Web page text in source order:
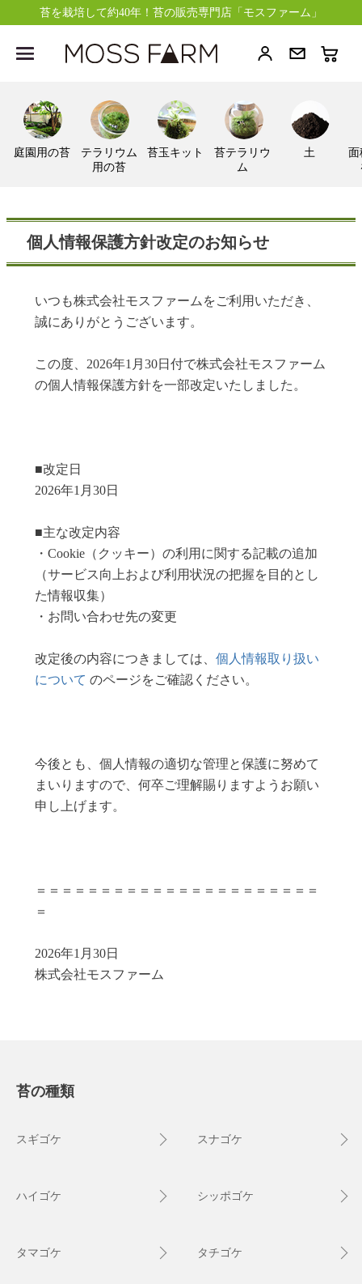
苔を栽培して約40年！苔の販売専門店「モスファーム」
庭園用の苔
テラリウム
用の苔
苔玉キット
苔テラリウ
ム
土
個人情報保護方針改定のお知らせ
いつも株式会社モスファームをご利用いただき、
誠にありがとうございます。
この度、2026年1月30日付で株式会社モスファーム
の個人情報保護方針を一部改定いたしました。
■改定日
2026年1月30日
■主な改定内容
・Cookie（クッキー）の利用に関する記載の追加
（サービス向上および利用状況の把握を目的とし
た情報収集）
・お問い合わせ先の変更
改定後の内容につきましては、 個人情報取り扱い
について のページをご確認ください。
今後とも、個人情報の適切な管理と保護に努めて
まいりますので、何卒ご理解賜りますようお願い
申し上げます。
＝＝＝＝＝＝＝＝＝＝＝＝＝＝＝＝＝＝＝＝＝＝
＝
2026年1月30日
株式会社モスファーム
苔の種類
スギゴケ スナゴケ
ハイゴケ シッポゴケ
タマゴケ タチゴケ